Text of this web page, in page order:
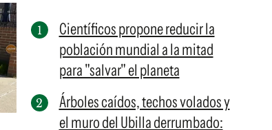
Suscribite x US$ 3,45
Científicos propone reducir la
población mundial a la mitad
para "salvar" el planeta
Árboles caídos, techos volados y
el muro del Ubilla derrumbado: